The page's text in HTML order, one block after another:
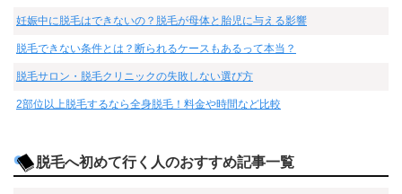
妊娠中に脱毛はできないの？脱毛が母体と胎児に与える影響
脱毛できない条件とは？断られるケースもあるって本当？
脱毛サロン・脱毛クリニックの失敗しない選び方
2部位以上脱毛するなら全身脱毛！料金や時間など比較
脱毛へ初めて行く人のおすすめ記事一覧